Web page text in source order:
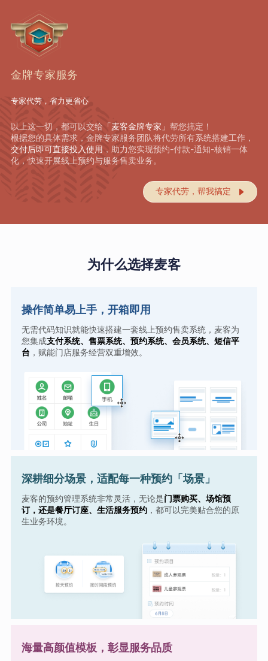
金牌专家服务
专家代劳，省力更省心
以上这一切，都可以交给「麦客金牌专家」 帮您搞定！
根据您的具体需求，金牌专家服务团队将代劳所有系统搭建工作，
交付后即可直接投入使用 ，助力您实现预约-付款-通知-核销一体
化，快速开展线上预约与服务售卖业务。
专家代劳，帮我搞定 
为什么选择麦客
操作简单易上手，开箱即用
无需代码知识就能快速搭建一套线上预约售卖系统，麦客为
您集成支付系统、售票系统、预约系统、会员系统、短信平
台 ，赋能门店服务经营双重增效。
深耕细分场景，适配每一种预约「场景」
麦客的预约管理系统非常灵活，无论是门票购买、场馆预
订，还是餐厅订座、生活服务预约，都可以完美贴合您的原
生业务环境。
海量高颜值模板，彰显服务品质